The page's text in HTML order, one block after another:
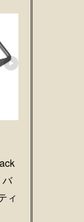
バ
ィ